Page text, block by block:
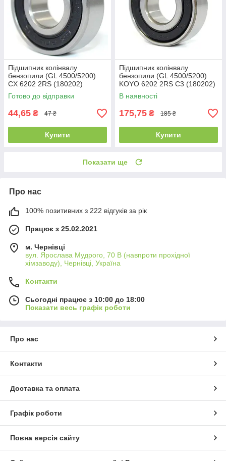
Підшипник колінвалу
бензопили (GL 4500/5200)
CX 6202 2RS (180202)
(15x35x11)
Готово до відправки
44,65 ₴ 47 ₴
Купити
Підшипник колінвалу
бензопили (GL 4500/5200)
KOYO 6202 2RS C3 (180202)
(15x35x11)
В наявності
175,75 ₴ 185 ₴
Купити
Показати ще
Про нас
100% позитивних з 222 відгуків за рік
Працює з 25.02.2021
м. Чернівці
вул. Ярослава Мудрого, 70 В (навпроти прохідної
хімзаводу), Чернівці, Україна
Контакти
Сьогодні працює з 10:00 до 18:00
Показати весь графік роботи
Про нас
Контакти
Доставка та оплата
Графік роботи
Повна версія сайту